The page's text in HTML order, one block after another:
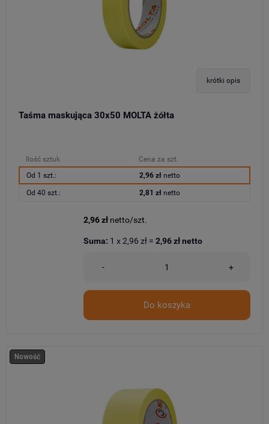
krótki opis
Taśma maskująca 30x50 MOLTA żółta
Ilość sztuk
Cena za szt.
Od 1 szt.:
2,96 złnetto
Od 40 szt.: 2,81 złnetto
2,96 zł netto/szt.
- +
Do koszyka
Suma: 1 x2,96 zł = 2,96 złnetto
Nowość